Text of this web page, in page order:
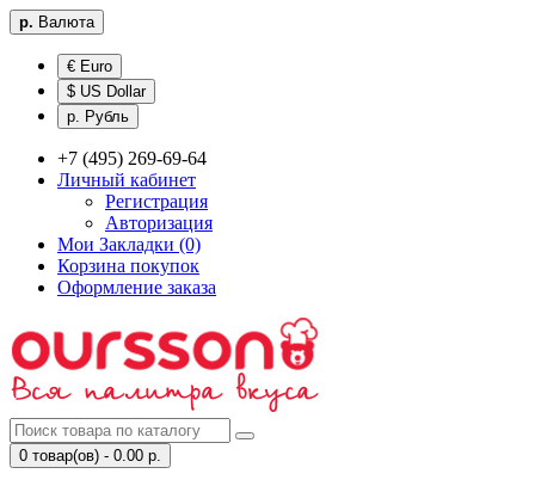
р. Валюта
€ Euro
$ US Dollar
р. Рубль
+7 (495) 269-69-64
Личный кабинет
Регистрация
Авторизация
Мои Закладки (0)
Корзина покупок
Оформление заказа
0 товар(ов) - 0.00 р.